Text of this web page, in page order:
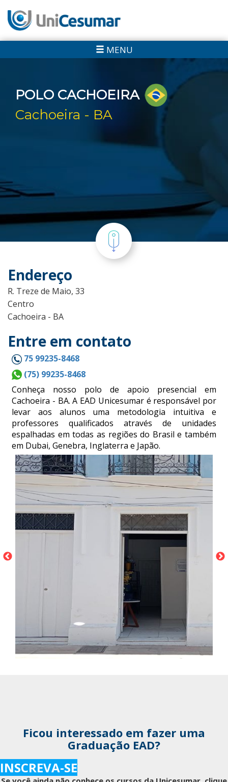
MENU
POLO CACHOEIRA
Cachoeira - BA
Endereço
R. Treze de Maio, 33
Centro
Cachoeira - BA
Entre em contato
75 99235-8468
(75) 99235-8468
Conheça nosso polo de apoio presencial em
Cachoeira - BA. A EAD Unicesumar é responsável por
levar aos alunos uma metodologia intuitiva e
professores qualificados através de unidades
espalhadas em todas as regiões do Brasil e também
em Dubai, Genebra, Inglaterra e Japão.
Ficou interessado em fazer uma
Graduação EAD?
INSCREVA-SE